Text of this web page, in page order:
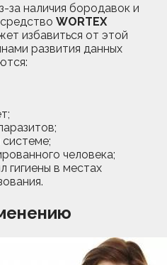
за наличия бородавок и
WORTEX
избавиться от этой
развития данных
человека;
гигиены в местах